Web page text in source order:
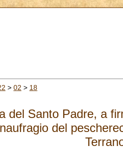
> 02 > 18
del Santo Padre, a
del